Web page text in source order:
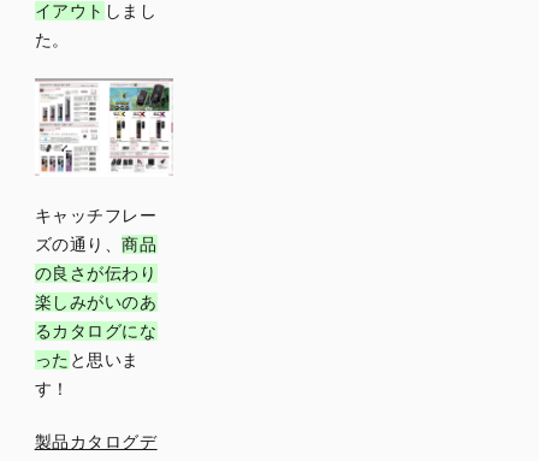
イアウト しまし
た。
キャッチフレー
ズの通り、商品
の良さが伝わり
楽しみがいのあ
るカタログにな
った と思いま
す！
製品カタログデ